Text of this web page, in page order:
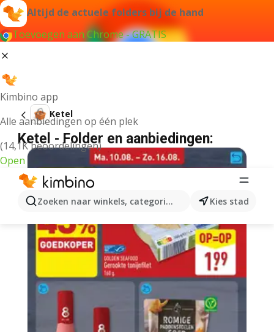
Altijd de actuele folders bij de hand
Toevoegen aan Chrome - GRATIS
Kimbino app
Alle aanbiedingen op één plek
(14,1K beoordelingen)
Open
Zoeken naar winkels, categorieën, producten...
Kies stad
Ketel
Ketel - Folder en aanbiedingen: